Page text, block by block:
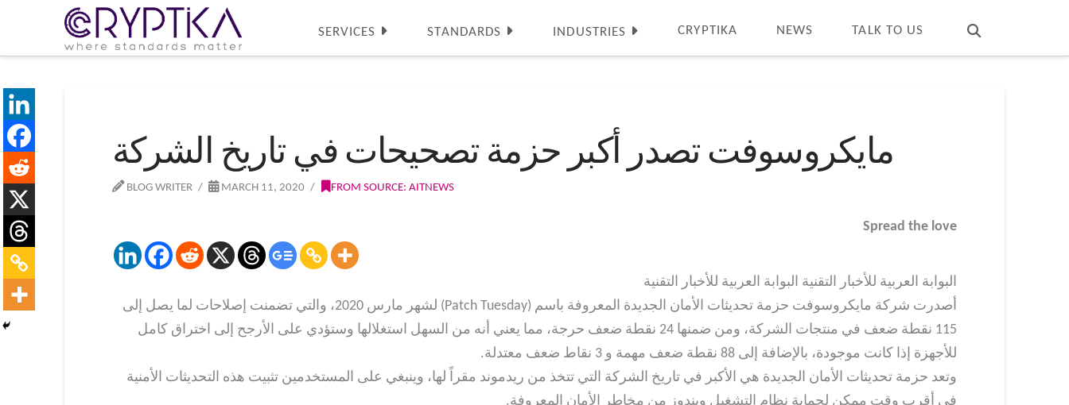
SERVICES STANDARDS INDUSTRIES CRYPTIKA NEWS TALK TO US
مايكروسوفت تصدر أكبر حزمة تصحيحات في تاريخ الشركة
BLOG WRITER MARCH 11, 2020 FROM SOURCE: AITNEWS
Spread the love
البوابة العربية للأخبار التقنية البوابة العربية للأخبار التقنية
أصدرت شركة مايكروسوفت حزمة تحديثات الأمان الجديدة المعروفة باسم (Patch Tuesday) لشهر مارس 2020، والتي تضمنت إصلاحات لما يصل إلى
115 نقطة ضعف في منتجات الشركة، ومن ضمنها 24 نقطة ضعف حرجة، مما يعني أنه من السهل استغلالها وستؤدي على الأرجح إلى اختراق كامل
للأجهزة إذا كانت موجودة، بالإضافة إلى 88 نقطة ضعف مهمة و 3 نقاط ضعف معتدلة.
وتعد حزمة تحديثات الأمان الجديدة هي الأكبر في تاريخ الشركة التي تتخذ من ريدموند مقراً لها، وينبغي على المستخدمين تثبيت هذه التحديثات الأمنية
في أقرب وقت ممكن لحماية نظام التشغيل ويندوز من مخاطر الأمان المعروفة.